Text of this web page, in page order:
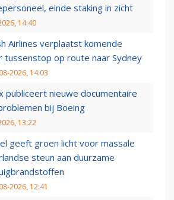
einde staking in zicht
14:40
Airlines verplaatst komende
tussenstop op route naar Sydney
2026, 14:03
publiceert nieuwe documentaire
bij Boeing
13:22
geeft groen licht voor massale
steun aan duurzame
2026, 12:41